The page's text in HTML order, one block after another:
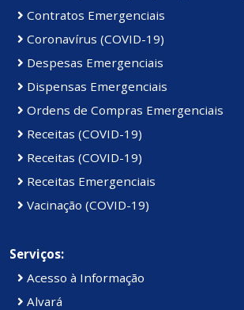
Contratos Emergenciais
Coronavírus (COVID-19)
Despesas Emergenciais
Dispensas Emergenciais
Ordens de Compras Emergenciais
Receitas (COVID-19)
Receitas (COVID-19)
Receitas Emergenciais
Vacinação (COVID-19)
Serviços:
Acesso à Informação
Alvará